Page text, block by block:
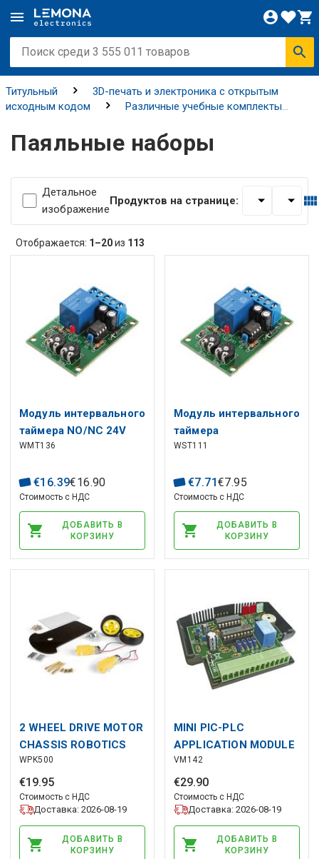
Титульный
3D-печать и электроника с открытым
исходным кодом
Различные учебные комплекты
Паяльные наборы
Детальное
изображение
Продуктов на странице:
Отображается: 1–20из 113
Модуль интервального
таймера NO/NC 24V
3A, импульс 0,5s~5s,
WMT136
€16.39€16.90
Стоимость с НДС
ДОБАВИТЬ В
КОРЗИНУ
Модуль интервального
таймера
WST111
€7.71€7.95
Стоимость с НДС
ДОБАВИТЬ В
КОРЗИНУ
2 WHEEL DRIVE MOTOR
CHASSIS ROBOTICS
KIT
WPK500
€19.95
Стоимость с НДС
Доставка: 2026-08-19
ДОБАВИТЬ В
КОРЗИНУ
MINI PIC-PLC
APPLICATION MODULE
VM142
€29.90
Стоимость с НДС
Доставка: 2026-08-19
ДОБАВИТЬ В
КОРЗИНУ